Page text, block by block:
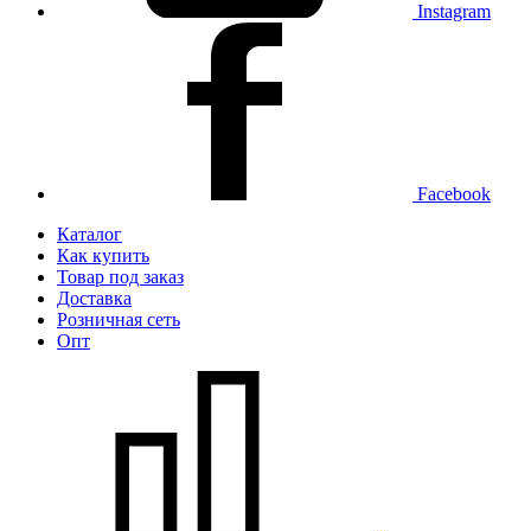
Instagram
Facebook
Каталог
Как купить
Товар под заказ
Доставка
Розничная сеть
Опт